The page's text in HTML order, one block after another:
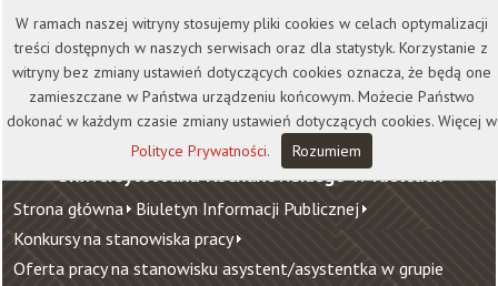
Kontakt Biblioteka
Wydawnictwo
Wirtualna Uczelnia
Uniwersytet Jana Kochanowskiego w Kielcach
Strona główna Biuletyn Informacji Publicznej
Konkursy na stanowiska pracy
Oferta pracy na stanowisku asystent/asystentka w grupie
W ramach naszej witryny stosujemy pliki cookies w celach optymalizacji
treści dostępnych w naszych serwisach oraz dla statystyk. Korzystanie z
witryny bez zmiany ustawień dotyczących cookies oznacza, że będą one
zamieszczane w Państwa urządzeniu końcowym. Możecie Państwo
dokonać w każdym czasie zmiany ustawień dotyczących cookies. Więcej w
Polityce Prywatności. Rozumiem